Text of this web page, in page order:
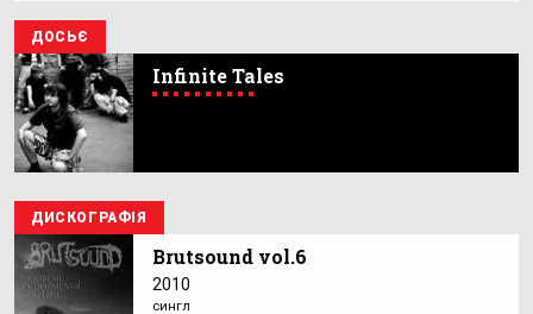
ДОСЬЄ
Infinite Tales
ДИСКОГРАФІЯ
Brutsound vol.6
2010
сингл